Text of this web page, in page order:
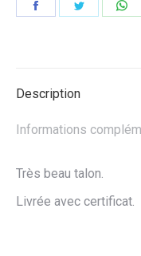
Partager Partager
Description
Informations
Très beau talon.
Livrée avec certificat.